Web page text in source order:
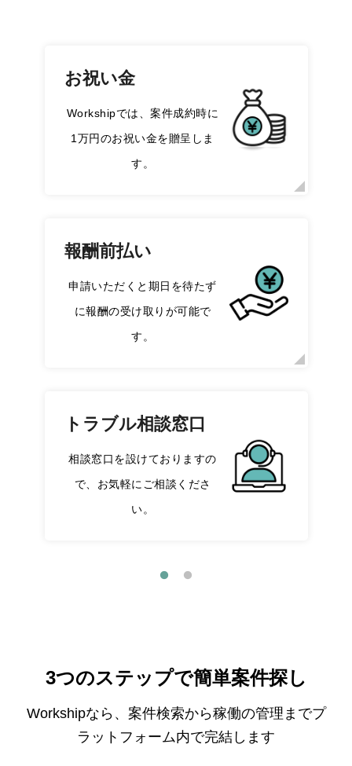
お祝い金
Workshipでは、案件成約時に
1万円のお祝い金を贈呈しま
す。
報酬前払い
申請いただくと期日を待たず
に報酬の受け取りが可能で
す。
トラブル相談窓口
相談窓口を設けておりますの
で、お気軽にご相談くださ
い。
3つのステップで簡単案件探し
Workshipなら、案件検索から稼働の管理までプ
ラットフォーム内で完結します